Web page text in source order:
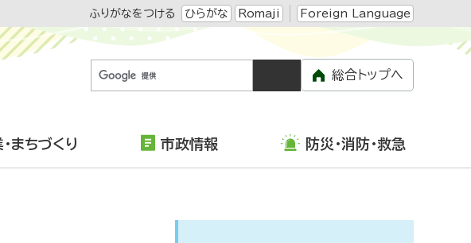
ふりがなをつける ひらがな Romaji Foreign Language
総合トップへ
まちづくり 市政情報 防災・消防・救急